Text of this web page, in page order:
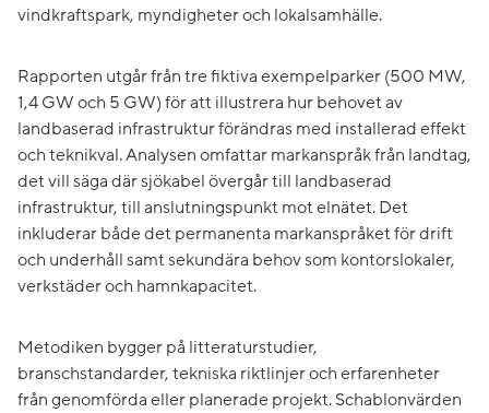
vindkraftspark, myndigheter och lokalsamhälle.
Rapporten utgår från tre fiktiva exempelparker (500 MW,
1,4 GW och 5 GW) för att illustrera hur behovet av
landbaserad infrastruktur förändras med installerad effekt
och teknikval. Analysen omfattar markanspråk från landtag,
det vill säga där sjökabel övergår till landbaserad
infrastruktur, till anslutningspunkt mot elnätet. Det
inkluderar både det permanenta markanspråket för drift
och underhåll samt sekundära behov som kontorslokaler,
verkstäder och hamnkapacitet.
Metodiken bygger på litteraturstudier,
branschstandarder, tekniska riktlinjer och erfarenheter
från genomförda eller planerade projekt. Schablonvärden